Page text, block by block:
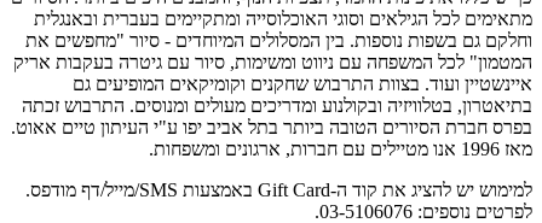
מתאימים לכל הגילאים וסוגי האוכלוסייה ומתקיימים בעברית ובאנגלית
וחלקם גם בשפות נוספות. בין המסלולים המיוחדים - סיור "מחפשים את
המטמון" לכל המשפחה עם ניווט ומשימות, סיור עם גיטרה בעקבות אריק
איינשטיין ועוד. בצוות התרבוש שחקנים וקומיקאים המופיעים גם
בתיאטרון, בטלוויזיה ובקולנוע ומדריכים מעולים ומנוסים. התרבוש זכתה
בפרס חברת הסיורים הטובה ביותר בתל אביב יפו ע"י העיתון טיים אאוט.
מאז 1996 אנו מטיילים עם חברות, ארגונים ומשפחות.
למימוש יש להציג את קוד ה-Gift Card באמצעות SMS/מייל/דף מודפס.
לפרטים נוספים: 03-5106076.